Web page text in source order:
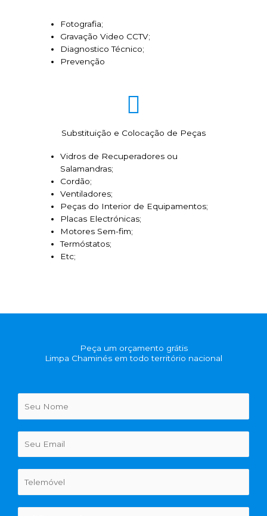
Fotografia;
Gravação Video CCTV;
Diagnostico Técnico;
Prevenção
Substituição e Colocação de Peças
Vidros de Recuperadores ou
Salamandras;
Cordão;
Ventiladores;
Peças do Interior de Equipamentos;
Placas Electrónicas;
Motores Sem-fim;
Termóstatos;
Etc;
Peça um orçamento grátis
Limpa Chaminés em todo território nacional